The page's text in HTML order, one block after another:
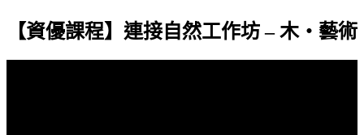
【資優課程】連接自然工作坊 – 木‧藝術